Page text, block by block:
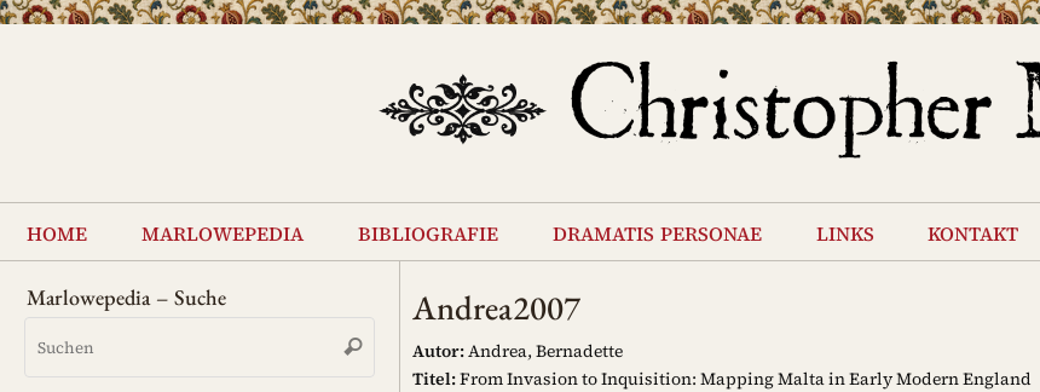
Zum
Inhalt
springen
home marlowepedia bibliografie dramatis personae links kontakt
Andrea2007
Autor:Andrea, Bernadette
Titel:From Invasion to Inquisition: Mapping Malta in Early Modern England
Marlowepedia – Suche
Suchen
nach:
Suchen